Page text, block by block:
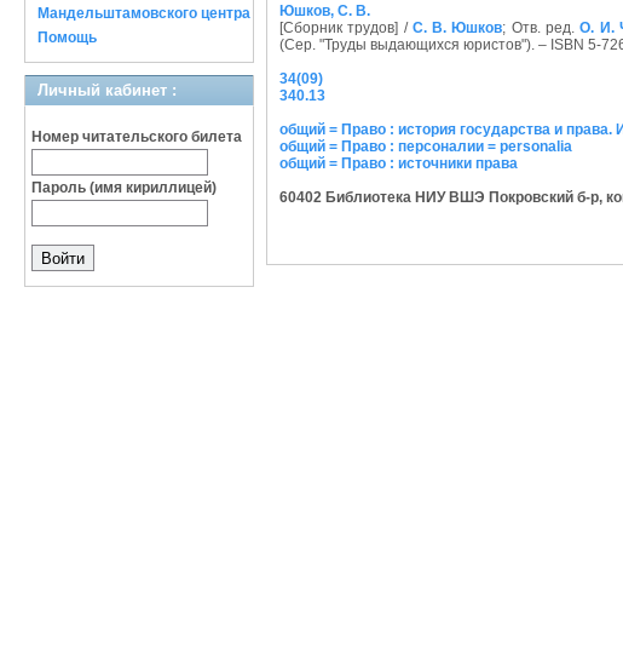
Мандельштамовского центра
Помощь
Личный кабинет :
Номер читательского билета
Пароль (имя кириллицей)
Юшков, С. В.
[Сборник трудов] / С. В. Юшков; Отв. ред.О. И.
(Сер. "Труды выдающихся юристов"). – ISBN 5-
34(09)
340.13
общий = Право : история государства и
общий = Право : персоналии = personalia
общий = Право : источники права
60402 Библиотека НИУ ВШЭ Покровский б-р,